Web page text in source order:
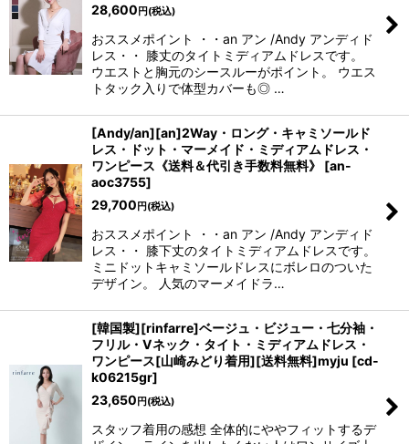
28,600 円 (税込)
おススメポイント ・・an アン /Andy アンディド
レス・・ 膝丈のタイトミディアムドレスです。
ウエストと胸元のシースルーがポイント。 ウエス
トタック入りで体型カバーも◎ …
[Andy/an][an]2Way・ロング・キャミソールド
レス・ドット・マーメイド・ミディアムドレス・
ワンピース《送料＆代引き手数料無料》
[an-
aoc3755]
29,700 円 (税込)
おススメポイント ・・an アン /Andy アンディド
レス・・ 膝下丈のタイトミディアムドレスです。
ミニドットキャミソールドレスにボレロのついた
デザイン。 人気のマーメイドラ…
[韓国製][rinfarre]ベージュ・ビジュー・七分袖・
フリル・Vネック・タイト・ミディアムドレス・
ワンピース[山崎みどり着用][送料無料]myju [cd-
k06215gr]
23,650 円 (税込)
スタッフ着用の感想 全体的にややフィットするデ